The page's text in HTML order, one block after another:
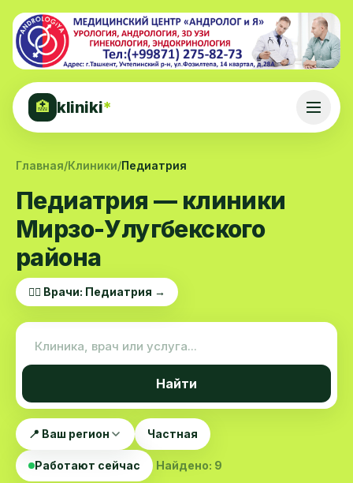
🏥 kliniki*
Главная/Клиники/Педиатрия
Педиатрия — клиники
Мирзо-Улугбекского
района
👨‍⚕️ Врачи: Педиатрия →
Найти
📍 Ваш регион Частная
Работают сейчас Найдено: 9